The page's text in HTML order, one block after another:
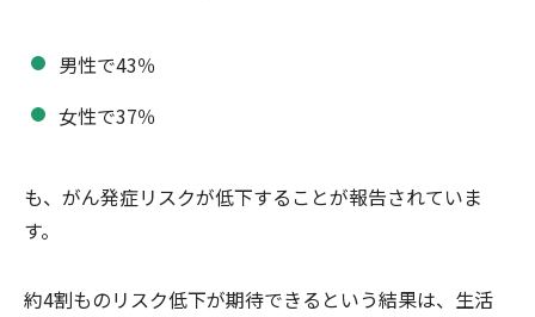
男性で43％
女性で37％
も、がん発症リスクが低下することが報告されていま
す。
約4割ものリスク低下が期待できるという結果は、生活